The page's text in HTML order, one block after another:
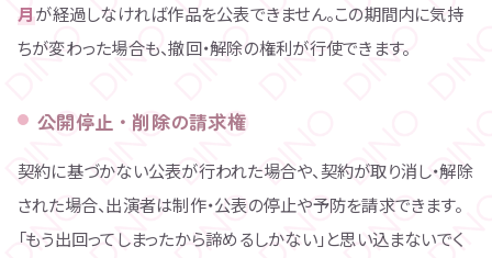
月が経過しなければ作品を公表できません。この期間内に気持
ちが変わった場合も、撤回・解除の権利が行使できます。
公開停止・削除の請求権
契約に基づかない公表が行われた場合や、契約が取り消し・解除
された場合、出演者は制作・公表の停止や予防を請求できます。
「もう出回ってしまったから諦めるしかない」と思い込まないでく